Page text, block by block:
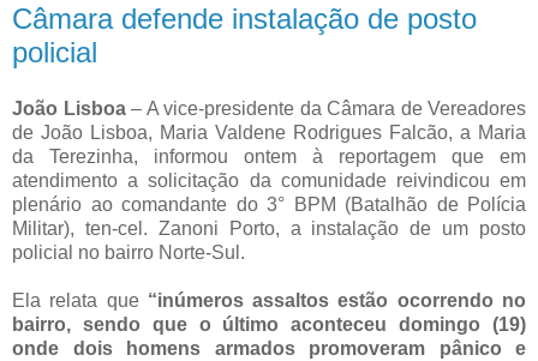
Câmara defende instalação de posto
policial
João Lisboa – A vice-presidente da Câmara de Vereadores
de João Lisboa, Maria Valdene Rodrigues Falcão, a Maria
da Terezinha, informou ontem à reportagem que em
atendimento a solicitação da comunidade reivindicou em
plenário ao comandante do 3° BPM (Batalhão de Polícia
Militar), ten-cel. Zanoni Porto, a instalação de um posto
policial no bairro Norte-Sul.
Ela relata que “inúmeros assaltos estão ocorrendo no
bairro, sendo que o último aconteceu domingo (19)
onde dois homens armados promoveram pânico e